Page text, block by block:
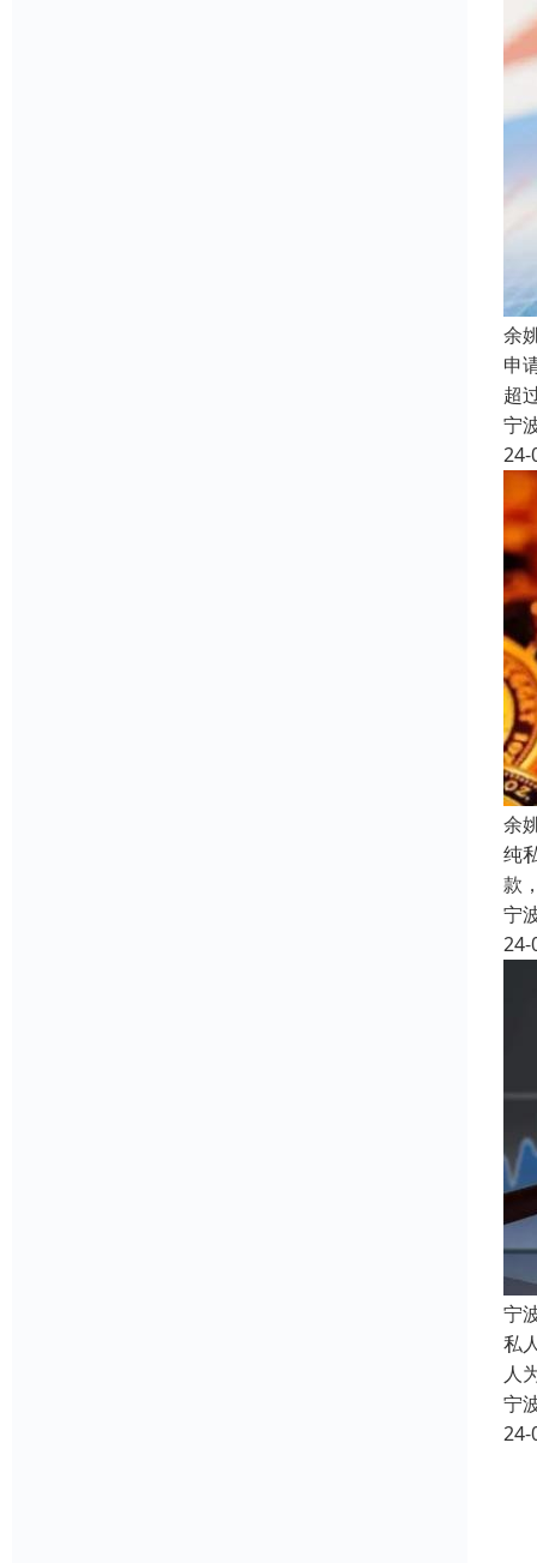
余
申
超
宁
24-
余
纯
款
宁
24-
宁
私
人
宁
24-